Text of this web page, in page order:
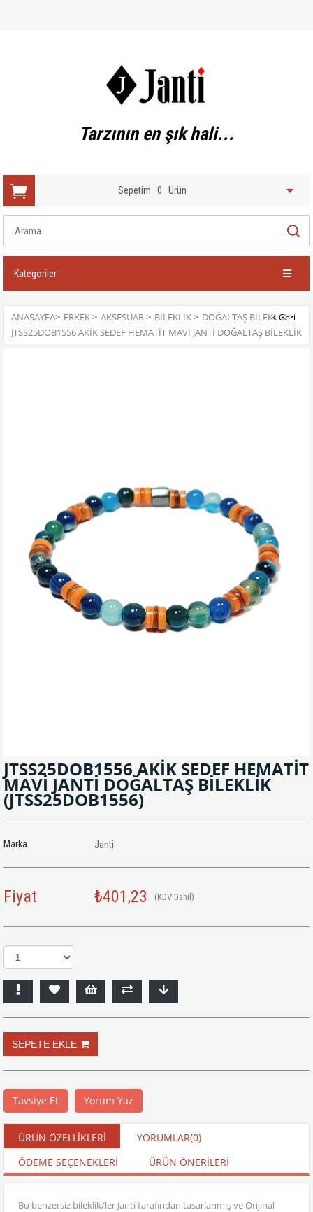
Tarzının en şık hali...
Sepetim 0 Ürün
Kategoriler
ANASAYFA> ERKEK> AKSESUAR> BILEKLIK> DOĞALTAŞ BILEKLIK>
JTSS25DOB1556 AKİK SEDEF HEMATİT MAVİ JANTİ DOĞALTAŞ BİLEKLİK
JTSS25DOB1556 AKİK SEDEF HEMATİT
MAVİ JANTİ DOĞALTAŞ BİLEKLİK
(JTSS25DOB1556)
Marka Janti
Fiyat ₺401,23 (KDV Dahil)
Tavsiye Et Yorum Yaz
ÜRÜN ÖZELLIKLERI YORUMLAR(0)
ÖDEME SEÇENEKLERI
ÜRÜN ÖNERILERI
Bu benzersiz bileklik/ler Janti tarafından tasarlanmış ve Orijinal